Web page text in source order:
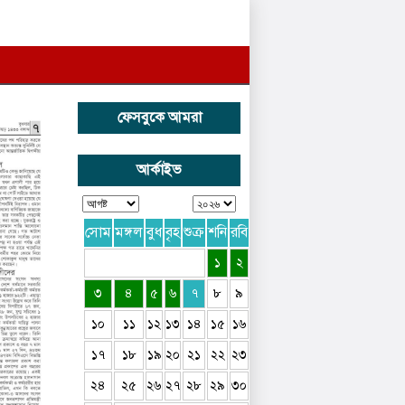
ফেসবুকে আমরা
আর্কাইভ
সোম মঙ্গল বুধ বৃহ শুক্র শনি রবি
১
২
৩
৪ ৫ ৬ ৭ ৮
৯
১০
১১ ১২ ১৩ ১৪ ১৫ ১৬
১৭
১৮ ১৯ ২০ ২১ ২২ ২৩
২৪
২৫ ২৬ ২৭ ২৮ ২৯ ৩০